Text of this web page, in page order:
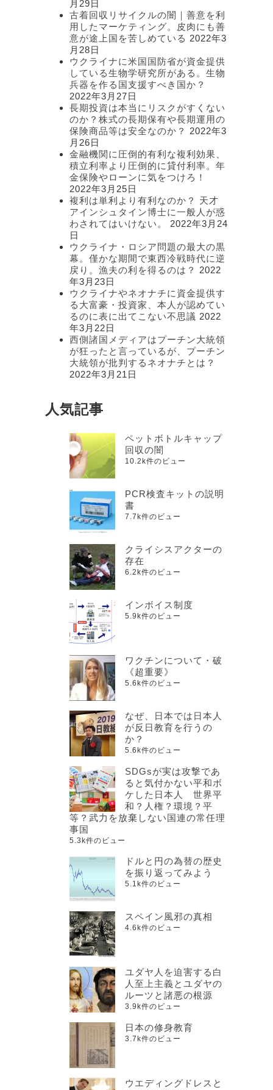
月29日
古着回収リサイクルの闇｜善意を利
用したマーケティング。皮肉にも善
意が途上国を苦しめている 2022年3
月28日
ウクライナに米国国防省が資金提供
している生物学研究所がある。生物
兵器を作る国支援すべき国か？
2022年3月27日
長期投資は本当にリスクがすくない
のか？株式の長期保有や長期運用の
保険商品等は安全なのか？
2022年3
月26日
金融機関に圧倒的有利な複利効果、
積立利率より圧倒的に貸付利率。年
金保険やローンに気をつけろ！
2022年3月25日
複利は単利より有利なのか？ 天才
アインシュタイン博士に一般人が惑
わされてはいけない。
2022年3月24
日
ウクライナ・ロシア問題の最大の黒
幕。僅かな期間で東西冷戦時代に逆
戻り。漁夫の利を得るのは？
2022
年3月23日
ウクライナやネオナチに資金提供す
る大富豪・投資家、本人が認めてい
るのに表に出てこない不思議 2022
年3月22日
西側諸国メディアはプーチン大統領
が狂ったと言っているが、プーチン
大統領が批判するネオナチとは？
2022年3月21日
人気記事
ペットボトルキャップ
回収の闇
10.2k件のビュー
PCR検査キットの説明
書
7.7k件のビュー
クライシスアクターの
存在
6.2k件のビュー
インボイス制度
5.9k件のビュー
ワクチンについて・破
《超重要》
5.6k件のビュー
なぜ、日本では日本人
が反日教育を行うの
か？
5.6k件のビュー
SDGsが実は攻撃であ
ると気付かない平和ボ
ケした日本人 世界平
和？人権？環境？平
等？武力を放棄しない国連の常任理
事国
5.3k件のビュー
ドルと円の為替の歴史
を振り返ってみよう
5.1k件のビュー
スペイン風邪の真相
4.6k件のビュー
ユダヤ人を迫害する白
人至上主義とユダヤの
ルーツと諸悪の根源
3.9k件のビュー
日本の修身教育
3.7k件のビュー
ウエディングドレスと